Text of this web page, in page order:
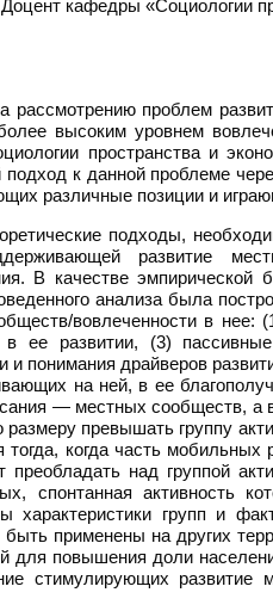
Доцент кафедры «Социологии
рассмотрению проблем
высоким уровнем
пространства и
подход к данной проблеме
различные позиции и
подходы,
развитие
В качестве
анализа была
вовлеченности в нее:
в ее развитии, (3)
понимания драйверов
на ней, в ее
— местных сообществ,
превышать группу
тогда, когда часть
над группой
спонтанная
характеристики групп и
применены на других
для повышения доли
стимулирующих развитие